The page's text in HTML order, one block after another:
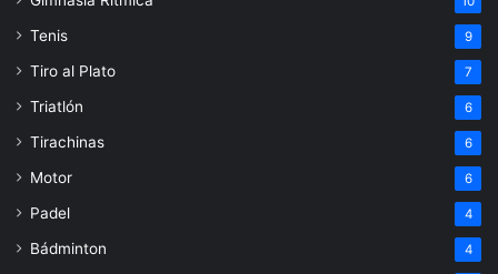
Tenis 9
Tiro al Plato 7
Triatlón 6
Tirachinas 6
Motor 6
Padel 4
Bádminton 4